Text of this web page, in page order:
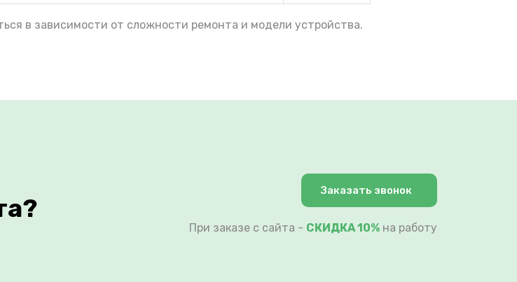
в зависимости от сложности ремонта и модели устройства.
Заказать звонок
При заказе с сайта - СКИДКА 10% на работу